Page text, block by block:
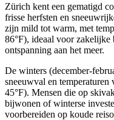
Zürich kent een gematigd
frisse herfsten en
zijn mild tot warm, met
86°F), ideaal voor zakelijke
ontspanning aan het meer.
De winters (december-
sneeuwval en temperaturen
45°F). Mensen die op
bijwonen of winterse
voorbereiden op koude